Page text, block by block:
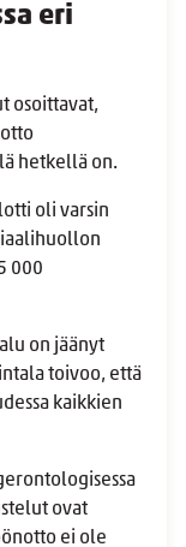
eri
osoittavat,
hetkellä on.
oli varsin
000
on jäänyt
toivoo, että
kaikkien
ovat
ei ole